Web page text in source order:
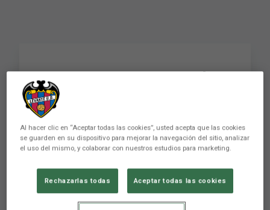
RUEDA DE PRENSA de
Julián Calero previa al
encuentro ante el
Granada CF (J23)
Conviértete en miembro de este canal para
disfrutar de ventajas: ...
Al hacer clic en “Aceptar todas las cookies”, usted acepta que las cookies
se guarden en su dispositivo para mejorar la navegación del sitio, analizar
el uso del mismo, y colaborar con nuestros estudios para marketing.
Rechazarlas todas Aceptar todas las cookies